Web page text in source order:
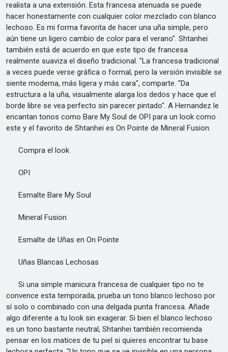
realista a una extensión. Esta francesa atenuada se puede
hacer honestamente con cualquier color mezclado con blanco
lechoso. Es mi forma favorita de hacer una uña simple, pero
aún tiene un ligero cambio de color para el verano". Shtanhei
también está de acuerdo en que este tipo de francesa
realmente suaviza el diseño tradicional. "La francesa tradicional
a veces puede verse gráfica o formal, pero la versión invisible se
siente moderna, más ligera y más cara", comparte. "Da
estructura a la uña, visualmente alarga los dedos y hace que el
borde libre se vea perfecto sin parecer pintado". A Hernandez le
encantan tonos como Bare My Soul de OPI para un look como
este y el favorito de Shtanhei es On Pointe de Mineral Fusion.
Compra el look
OPI
Esmalte Bare My Soul
Mineral Fusion
Esmalte de Uñas en On Pointe
Uñas Blancas Lechosas
Si una simple manicura francesa de cualquier tipo no te
convence esta temporada, prueba un tono blanco lechoso por
sí solo o combinado con una delgada punta francesa. Añade
algo diferente a tu look sin exagerar. Si bien el blanco lechoso
es un tono bastante neutral, Shtanhei también recomienda
pensar en los matices de tu piel si quieres encontrar tu base